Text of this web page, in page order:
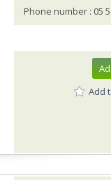
Phone number : 05
Add